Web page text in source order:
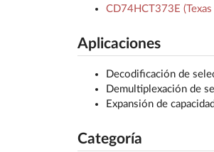
CD74HCT373E
Aplicaciones
Decodificación de
Demultiplexación de
Expansión de
Categoría